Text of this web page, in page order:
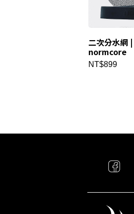
二次分水網 |
normcore
NT$899